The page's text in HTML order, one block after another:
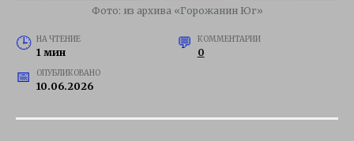
Фото: из архива «Горожанин Юг»
НА ЧТЕНИЕ
1 мин
КОММЕНТАРИИ
0
ОПУБЛИКОВАНО
10.06.2026